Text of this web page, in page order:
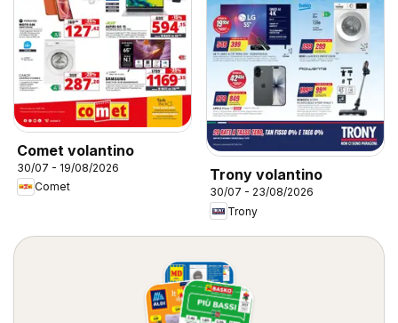
Comet volantino
30/07 - 19/08/2026
Comet
Trony volantino
30/07 - 23/08/2026
Trony